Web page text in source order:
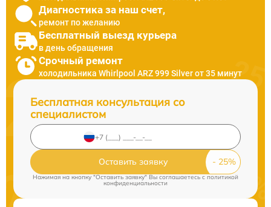
Диагностика за наш счет,
ремонт по желанию
Бесплатный выезд курьера
в день обращения
Срочный ремонт
холодильника Whirlpool ARZ 999 Silver от 35 минут
Бесплатная консультация со
специалистом
Оставить заявку
Нажимая на кнопку "Оставить заявку" Вы соглашаетесь c политикой
конфиденциальности